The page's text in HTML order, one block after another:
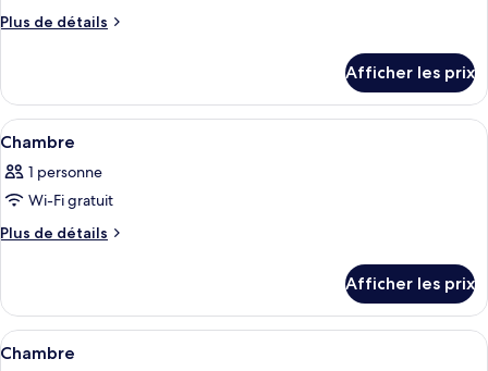
chambre :
D
Plus de détails
Plus
Chambre
d'hôtel
D
Afficher les prix
Afficher
toutes
les
photos
pour
de
chambre :
Chambre
Une chambre d’hôtel comprenant
1
Chambre
1 personne
Wi-Fi gratuit
Plus de détails
Plus
Chambre
Afficher les prix
Afficher
toutes
Une chambre d’hôtel avec un lit
2
Chambre